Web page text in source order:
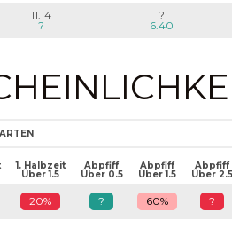
11.14
?
?
6.40
1. Halbzeit
Über 1.5
Abpfiff
Über 0.5
Abpfiff
Über 1.5
Abpfiff
Über 2.5
20% ? 60% ?